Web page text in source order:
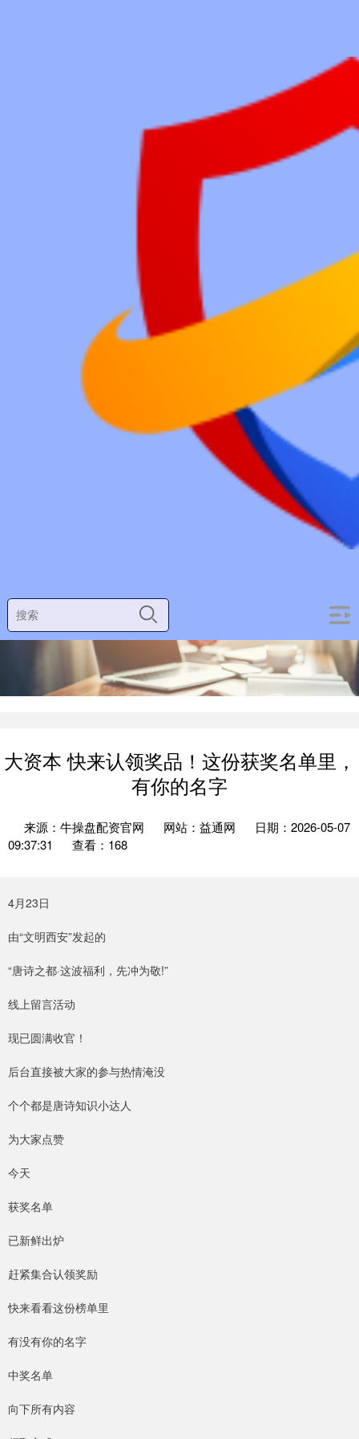
大资本 快来认领奖品！这份获奖名单里，
有你的名字
来源：牛操盘配资官网 网站：益通网
日期：2026-05-07
09:37:31
查看：168
4月23日
由“文明西安”发起的
“唐诗之都·这波福利，先冲为敬!”
线上留言活动
现已圆满收官！
后台直接被大家的参与热情淹没
个个都是唐诗知识小达人
为大家点赞
今天
获奖名单
已新鲜出炉
赶紧集合认领奖励
快来看看这份榜单里
有没有你的名字
中奖名单
向下所有内容